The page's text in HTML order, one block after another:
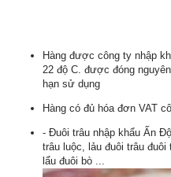
Hàng được công ty nhập
22 độ C. được đóng
hạn sử dụng
Hàng có đủ hóa đơn VAT
- Đuôi trâu nhập khẩu Ấn
trâu luộc, lảu đuôi trâu đuôi
lẩu đuôi bò ...